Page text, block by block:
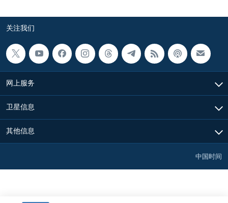
关注我们
网上服务
卫星信息
其他信息
中国时间